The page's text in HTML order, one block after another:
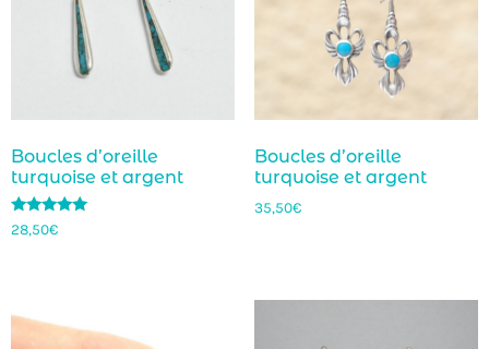
Boucles d’oreille
turquoise et argent
Note
5.00
28,50€
Boucles d’oreille
turquoise et argent
35,50€